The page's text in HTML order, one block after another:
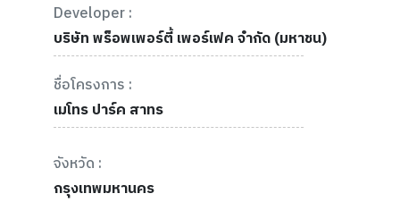
Developer :
บริษัท พร็อพเพอร์ตี้ เพอร์เฟค จำกัด (มหาชน)
ชื่อโครงการ :
เมโทร ปาร์ค สาทร
จังหวัด :
กรุงเทพมหานคร